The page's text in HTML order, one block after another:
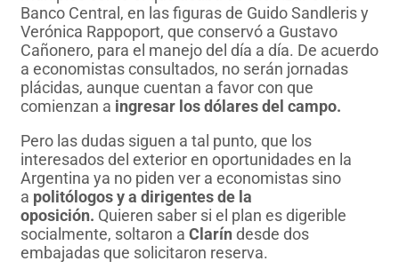
Banco Central, en las figuras de Guido Sandleris y
Verónica Rappoport, que conservó a Gustavo
Cañonero, para el manejo del día a día. De acuerdo
a economistas consultados, no serán jornadas
plácidas, aunque cuentan a favor con que
comienzan a ingresar los dólares del campo.
Pero las dudas siguen a tal punto, que los
interesados del exterior en oportunidades en la
Argentina ya no piden ver a economistas sino
a politólogos y a dirigentes de la
oposición. Quieren saber si el plan es digerible
socialmente, soltaron a Clarín desde dos
embajadas que solicitaron reserva.